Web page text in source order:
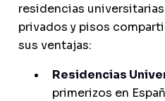
residencias
privados y pisos
sus ventajas:
Residencias
primerizos en